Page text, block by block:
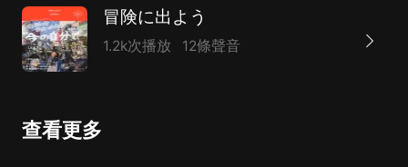
冒険に出よう
1.2k次播放 12條聲音
查看更多